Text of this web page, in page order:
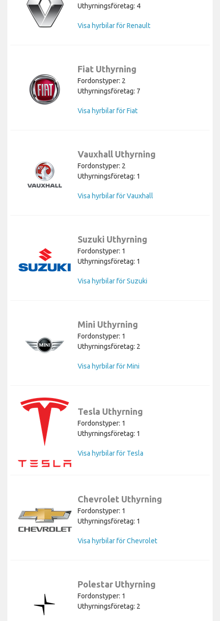
Uthyrningsföretag: 4
Visa hyrbilar för Renault
Fiat Uthyrning
Fordonstyper: 2
Uthyrningsföretag: 7
Visa hyrbilar för Fiat
Vauxhall Uthyrning
Fordonstyper: 2
Uthyrningsföretag: 1
Visa hyrbilar för Vauxhall
Suzuki Uthyrning
Fordonstyper: 1
Uthyrningsföretag: 1
Visa hyrbilar för Suzuki
Mini Uthyrning
Fordonstyper: 1
Uthyrningsföretag: 2
Visa hyrbilar för Mini
Tesla Uthyrning
Fordonstyper: 1
Uthyrningsföretag: 1
Visa hyrbilar för Tesla
Chevrolet Uthyrning
Fordonstyper: 1
Uthyrningsföretag: 1
Visa hyrbilar för Chevrolet
Polestar Uthyrning
Fordonstyper: 1
Uthyrningsföretag: 2